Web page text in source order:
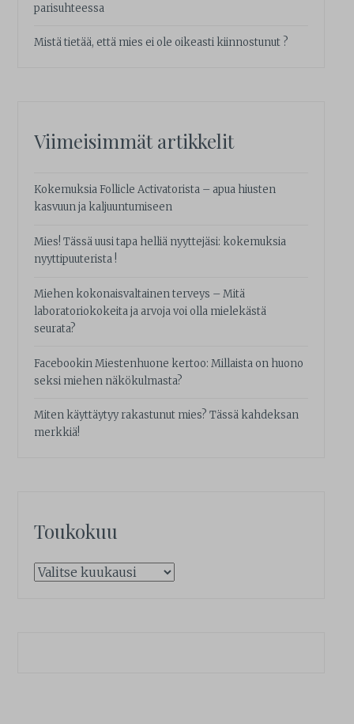
parisuhteessa
Mistä tietää, että mies ei ole oikeasti kiinnostunut ?
Viimeisimmät artikkelit
Kokemuksia Follicle Activatorista – apua hiusten
kasvuun ja kaljuuntumiseen
Mies! Tässä uusi tapa helliä nyyttejäsi: kokemuksia
nyyttipuuterista !
Miehen kokonaisvaltainen terveys – Mitä
laboratoriokokeita ja arvoja voi olla mielekästä
seurata?
Facebookin Miestenhuone kertoo: Millaista on huono
seksi miehen näkökulmasta?
Miten käyttäytyy rakastunut mies? Tässä kahdeksan
merkkiä!
Toukokuu